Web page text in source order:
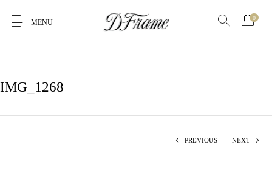
MENU
0
IMG_1268
PREVIOUS NEXT